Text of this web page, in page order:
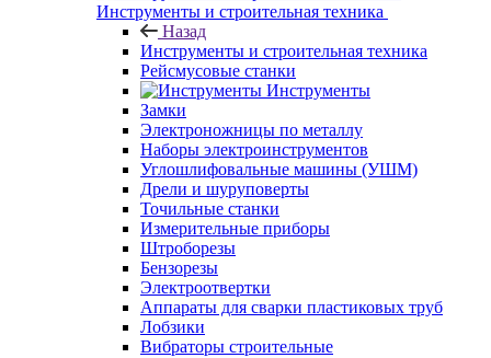
Инструменты и строительная техника
Назад
Инструменты и строительная техника
Рейсмусовые станки
Инструменты
Замки
Электроножницы по металлу
Наборы электроинструментов
Углошлифовальные машины (УШМ)
Дрели и шуруповерты
Точильные станки
Измерительные приборы
Штроборезы
Бензорезы
Электроотвертки
Аппараты для сварки пластиковых труб
Лобзики
Вибраторы строительные